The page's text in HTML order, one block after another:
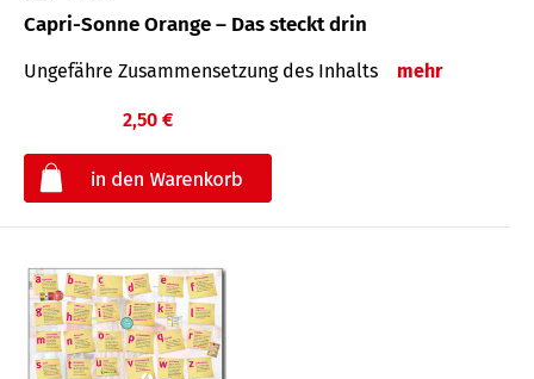
Capri-Sonne Orange – Das steckt drin
Ungefähre Zu­sammen­setzung des Inhalts mehr
2,50 €